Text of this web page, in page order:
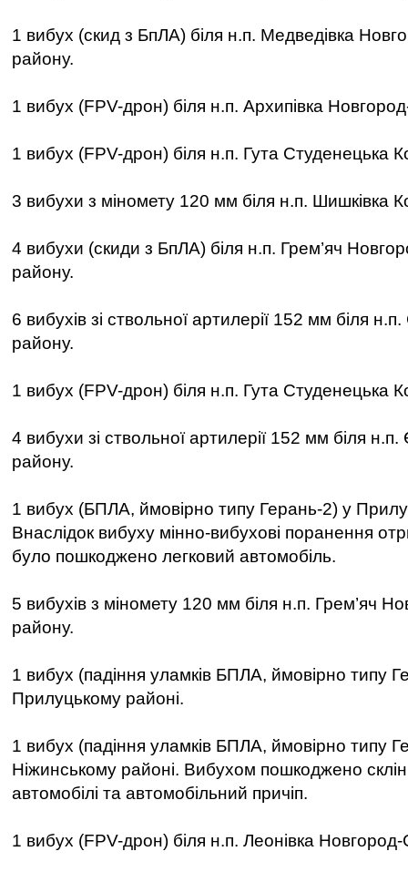
1 вибух (скид з БпЛА) біля н.п. Медведівка
району.
1 вибух (FPV-дрон) біля н.п. Архипівка
1 вибух (FPV-дрон) біля н.п. Гута Студенецька
3 вибухи з міномету 120 мм біля н.п. Шишківка
4 вибухи (скиди з БпЛА) біля н.п. Грем’яч
району.
6 вибухів зі ствольної артилерії 152 мм біля
району.
1 вибух (FPV-дрон) біля н.п. Гута Студенецька
4 вибухи зі ствольної артилерії 152 мм біля
району.
1 вибух (БПЛА, ймовірно типу Герань-2) у
Внаслідок вибуху мінно-вибухові поранення
було пошкоджено легковий автомобіль.
5 вибухів з міномету 120 мм біля н.п. Грем’яч
району.
1 вибух (падіння уламків БПЛА, ймовірно типу
Прилуцькому районі.
1 вибух (падіння уламків БПЛА, ймовірно типу
Ніжинському районі. Вибухом пошкоджено
автомобілі та автомобільний причіп.
1 вибух (FPV-дрон) біля н.п. Леонівка Новгород-